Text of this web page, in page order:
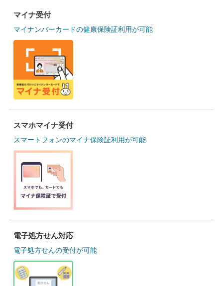
マイナ受付
マイナンバーカードの健康保険証利用が可能
スマホマイナ受付
スマートフォンのマイナ保険証利用が可能
電子処方せん対応
電子処方せんの受付が可能